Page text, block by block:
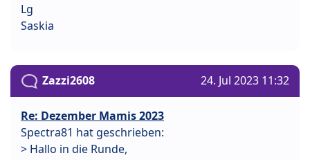
Lg
Saskia
Zazzi2608 24. Jul 2023 11:32
Re: Dezember Mamis 2023
Spectra81 hat geschrieben:
> Hallo in die Runde,